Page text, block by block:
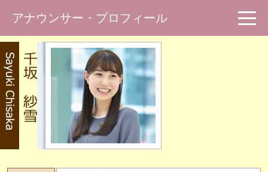
アナウンサー・プロフィール
仙台放送HOME